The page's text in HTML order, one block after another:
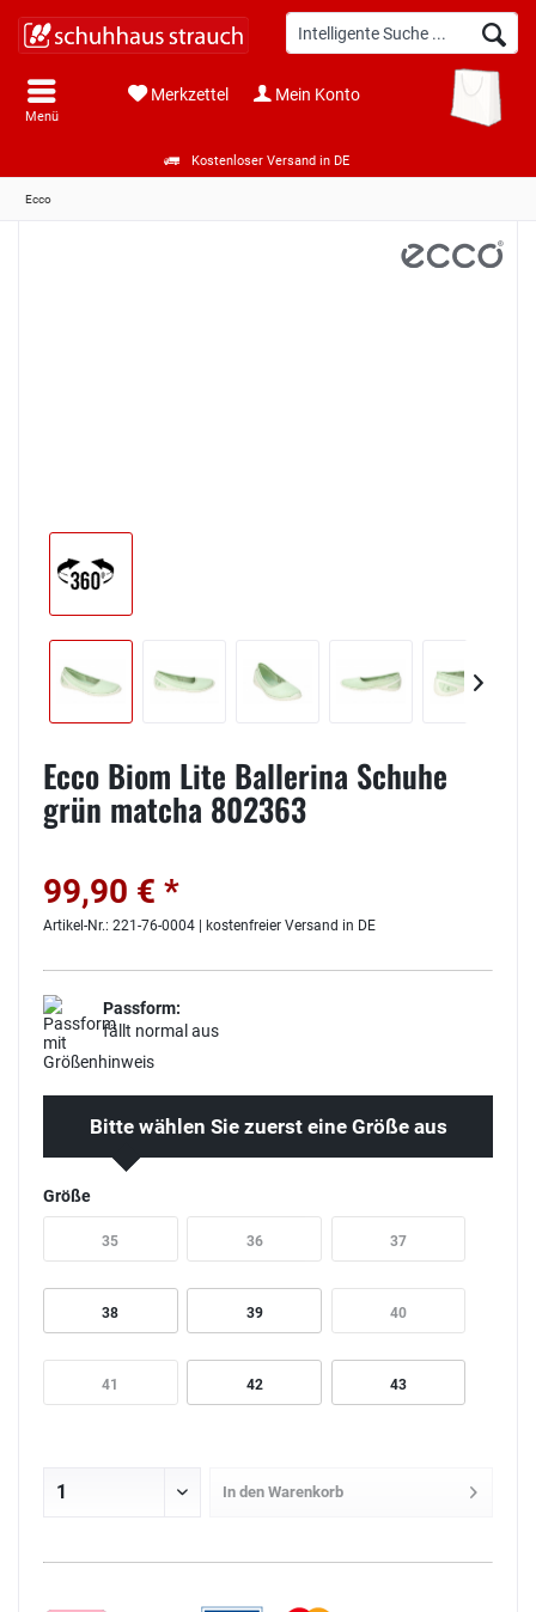
Kostenloser Versand in DE
Menü
Merkzettel Mein Konto
Ecco
Ecco Biom Lite Ballerina Schuhe
grün matcha 802363
99,90 € *
Artikel-Nr.: 221-76-0004 | kostenfreier Versand in DE
Passform:
fällt normal aus
Bitte wählen Sie zuerst eine Größe aus
Größe
35 36 37
38 39 40
41 42 43
In den Warenkorb